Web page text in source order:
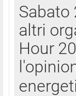
Sabato
altri
Hour